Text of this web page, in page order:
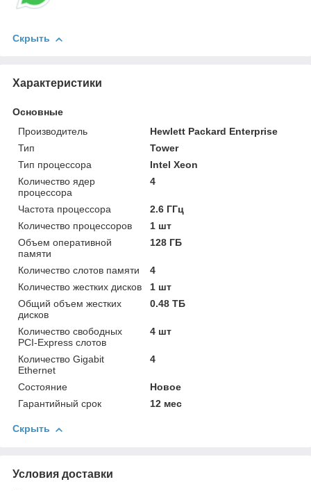
Скрыть
Характеристики
Основные
Производитель
Hewlett Packard Enterprise
Тип
Tower
Тип процессора
Intel Xeon
Количество ядер
процессора
4
Частота процессора
2.6 ГГц
Количество процессоров
1 шт
Объем оперативной
памяти
128 ГБ
Количество слотов памяти
4
Количество жестких дисков
1 шт
Общий объем жестких
дисков
0.48 ТБ
Количество свободных
PCI-Express слотов
4 шт
Количество Gigabit
Ethernet
4
Состояние
Новое
Гарантийный срок
12 мес
Скрыть
Условия доставки